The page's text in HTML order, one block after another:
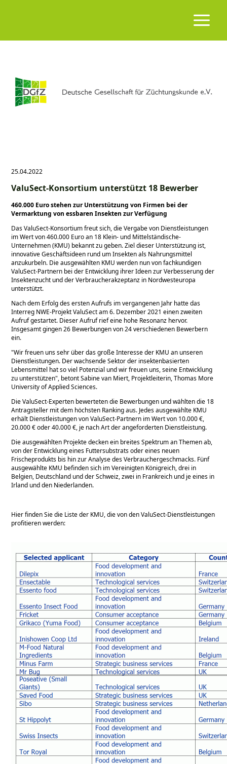
25.04.2022
ValuSect-Konsortium unterstützt 18 Bewerber
460.000 Euro stehen zur Unterstützung von Firmen bei der
Vermarktung von essbaren Insekten zur Verfügung
Das ValuSect-Konsortium freut sich, die Vergabe von Dienstleistungen
im Wert von 460.000 Euro an 18 Klein- und Mittelständische-
Unternehmen (KMU) bekannt zu geben. Ziel dieser Unterstützung ist,
innovative Geschäftsideen rund um Insekten als Nahrungsmittel
anzukurbeln. Die ausgewählten KMU werden nun von fachkundigen
ValuSect-Partnern bei der Entwicklung ihrer Ideen zur Verbesserung der
Insektenzucht und der Verbraucherakzeptanz in Nordwesteuropa
unterstützt.
Nach dem Erfolg des ersten Aufrufs im vergangenen Jahr hatte das
Interreg NWE-Projekt ValuSect am 6. Dezember 2021 einen zweiten
Aufruf gestartet. Dieser Aufruf rief eine hohe Resonanz hervor.
Insgesamt gingen 26 Bewerbungen von 24 verschiedenen Bewerbern
ein.
Wir freuen uns sehr über das große Interesse der KMU an unseren
Dienstleistungen. Der wachsende Sektor der insektenbasierten
Lebensmittel hat so viel Potenzial und wir freuen uns, seine Entwicklung
zu unterstützen , betont Sabine van Miert, Projektleiterin, Thomas More
University of Applied Sciences.
Die ValuSect-Experten bewerteten die Bewerbungen und wählten die 18
Antragsteller mit dem höchsten Ranking aus. Jedes ausgewählte KMU
erhält Dienstleistungen von ValuSect-Partnern im Wert von 10.000 €,
20.000 € oder 40.000 €, je nach Art der angeforderten Dienstleistung.
Die ausgewählten Projekte decken ein breites Spektrum an Themen ab,
von der Entwicklung eines Futtersubstrats oder eines neuen
Frischeprodukts bis hin zur Analyse des Verbrauchergeschmacks. Fünf
ausgewählte KMU befinden sich im Vereinigten Königreich, drei in
Belgien, Deutschland und der Schweiz, zwei in Frankreich und je eines in
Irland und den Niederlanden.
Hier finden Sie die Liste der KMU, die von den ValuSect-Dienstleistungen
profitieren werden: